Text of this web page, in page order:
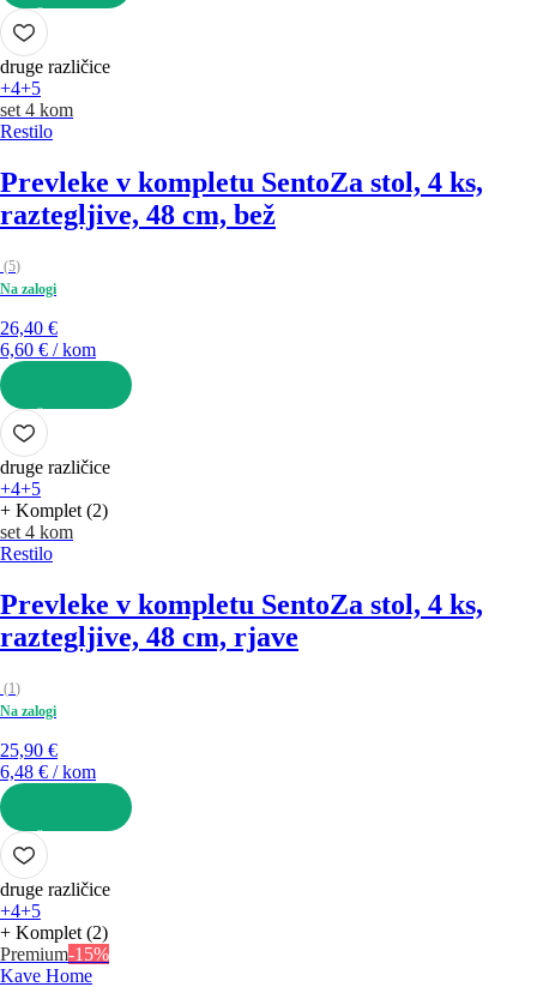
V KOŠARICO
druge različice
+4+5
set 4 kom
Restilo
Prevleke v kompletu SentoZa stol, 4 ks,
raztegljive, 48 cm, bež
(5)
Na zalogi
26,40 €
6,60 € / kom
V KOŠARICO
druge različice
+4+5
+ Komplet (2)
set 4 kom
Restilo
Prevleke v kompletu SentoZa stol, 4 ks,
raztegljive, 48 cm, rjave
(1)
Na zalogi
25,90 €
6,48 € / kom
V KOŠARICO
druge različice
+4+5
+ Komplet (2)
Premium-15%
Kave Home